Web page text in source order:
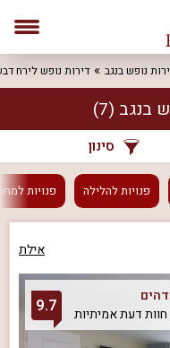
נופש בנגב דירות נופש לירח
בנגב (7)
סינון
פנויותלהלילה פנויות
אילת
9.7